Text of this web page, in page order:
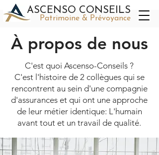
ASCENSO CONSEILS
Patrimoine & Prévoyance
À propos de nous
C'est quoi Ascenso-Conseils ?
C'est l'histoire de 2 collègues qui se
rencontrent au sein d'une compagnie
d'assurances et qui ont une approche
de leur métier identique: L'humain
avant tout et un travail de qualité.